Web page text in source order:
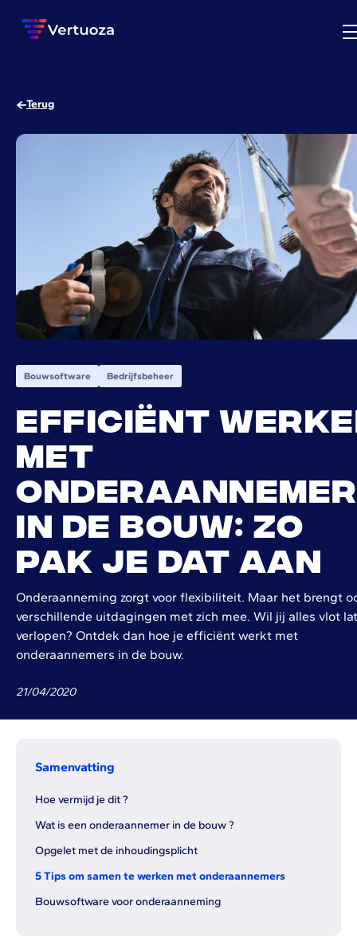
Terug
Bouwsoftware Bedrijfsbeheer
Efficiënt
met
in de bouw: zo
pak je dat aan
Onderaanneming zorgt voor flexibiliteit. Maar het brengt
verschillende uitdagingen met zich mee. Wil jij alles vlot
verlopen? Ontdek dan hoe je efficiënt werkt met
onderaannemers in de bouw.
21/04/2020
Samenvatting
Hoe vermijd je dit ?
Wat is een onderaannemer in de bouw ?
Opgelet met de inhoudingsplicht
5 Tips om samen te werken met onderaannemers
Bouwsoftware voor onderaanneming